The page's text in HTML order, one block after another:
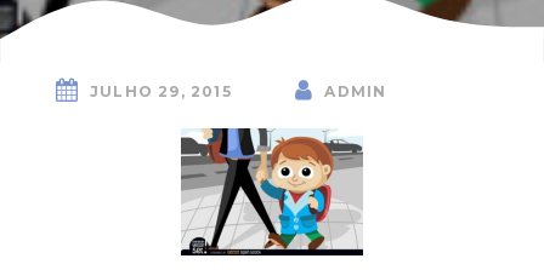
JULHO 29, 2015 ADMIN